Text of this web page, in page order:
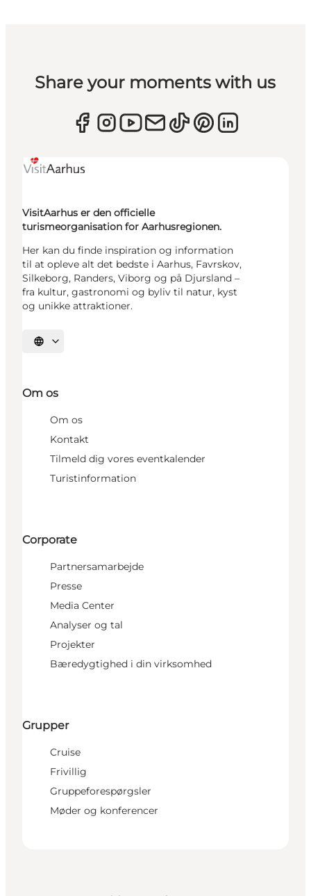
Share your moments with us
VisitAarhus er den officielle
turismeorganisation for Aarhusregionen.
Her kan du finde inspiration og information
til at opleve alt det bedste i Aarhus, Favrskov,
Silkeborg, Randers, Viborg og på Djursland –
fra kultur, gastronomi og byliv til natur, kyst
og unikke attraktioner.
Vælg sprog
Om os
Om os
Kontakt
Tilmeld dig vores eventkalender
Turistinformation
Corporate
Partnersamarbejde
Presse
Media Center
Analyser og tal
Projekter
Bæredygtighed i din virksomhed
Grupper
Cruise
Frivillig
Gruppeforespørgsler
Møder og konferencer